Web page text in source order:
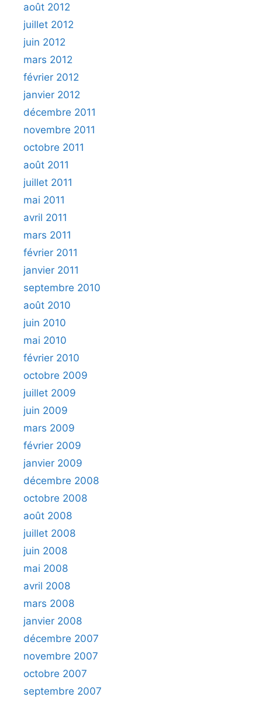
août 2012
juillet 2012
juin 2012
mars 2012
février 2012
janvier 2012
décembre 2011
novembre 2011
octobre 2011
août 2011
juillet 2011
mai 2011
avril 2011
mars 2011
février 2011
janvier 2011
septembre 2010
août 2010
juin 2010
mai 2010
février 2010
octobre 2009
juillet 2009
juin 2009
mars 2009
février 2009
janvier 2009
décembre 2008
octobre 2008
août 2008
juillet 2008
juin 2008
mai 2008
avril 2008
mars 2008
janvier 2008
décembre 2007
novembre 2007
octobre 2007
septembre 2007